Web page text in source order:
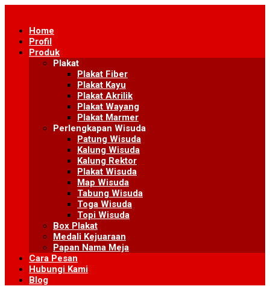
contentHome
Profil
Produk
Plakat
Plakat Fiber
Plakat Kayu
Plakat Akrilik
Plakat Wayang
Plakat Marmer
Perlengkapan Wisuda
Patung Wisuda
Kalung Wisuda
Kalung Rektor
Plakat Wisuda
Map Wisuda
Tabung Wisuda
Toga Wisuda
Topi Wisuda
Box Plakat
Medali Kejuaraan
Papan Nama Meja
Cara Pesan
Hubungi Kami
Blog